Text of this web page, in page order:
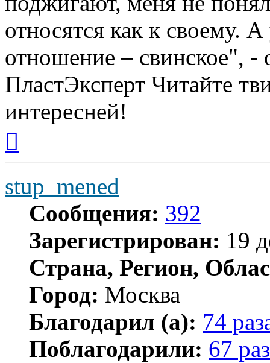
относятся как к своему.
отношение – свинское",
ПластЭксперт Читайте
интересней!
началу
stup_mened
Сообщения: 392
Зарегистрирован: 19
Страна, Регион,
Город: Москва
Благодарил (а): 74
Поблагодарили: 67 раз